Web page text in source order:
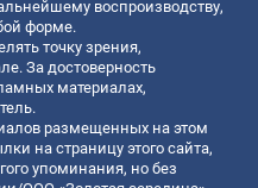
воспроизводству,
форме.
точку зрения,
За достоверность
материалах,
размещенных на этом
на страницу этого сайта,
упоминания, но без